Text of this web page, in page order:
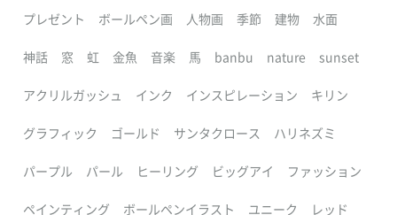
プレゼント ボールペン画 人物画 季節 建物 水面
神話 窓 虹 金魚 音楽 馬 banbu nature sunset
アクリルガッシュ インク インスピレーション キリン
グラフィック ゴールド サンタクロース ハリネズミ
パープル パール ヒーリング ビッグアイ ファッション
ペインティング ボールペンイラスト ユニーク レッド